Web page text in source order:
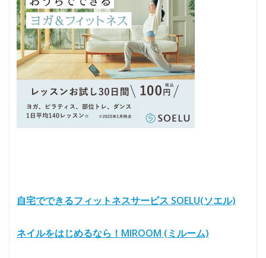
自宅でできるフィットネスサービス SOELU(ソエル)
ネイルをはじめるなら！MIROOM (ミルーム)